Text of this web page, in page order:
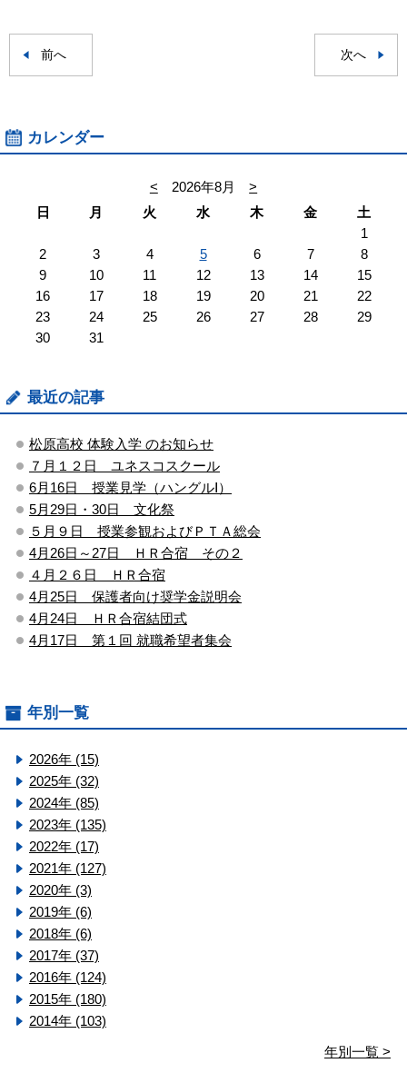
前へ 次へ
カレンダー
< 2026年8月
>
日
月 火 水 木 金
土
1
2
3 4 5 6 7
8
9
10 11 12 13 14
15
16
17 18 19 20 21
22
23
24 25 26 27 28
29
30
31
最近の記事
松原高校 体験入学 のお知らせ
７月１２日 ユネスコスクール
6月16日 授業見学（ハングルⅠ）
5月29日・30日 文化祭
５月９日 授業参観およびＰＴＡ総会
4月26日～27日 ＨＲ合宿 その２
４月２６日 ＨＲ合宿
4月25日 保護者向け奨学金説明会
4月24日 ＨＲ合宿結団式
4月17日 第１回 就職希望者集会
年別一覧
2026年 (15)
2025年 (32)
2024年 (85)
2023年 (135)
2022年 (17)
2021年 (127)
2020年 (3)
2019年 (6)
2018年 (6)
2017年 (37)
2016年 (124)
2015年 (180)
2014年 (103)
年別一覧 >